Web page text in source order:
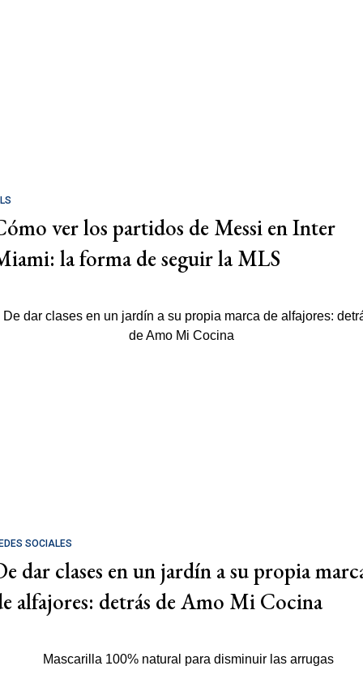
ver los partidos de Messi en Inter
la forma de seguir la MLS
SOCIALES
dar clases en un jardín a su propia
alfajores: detrás de Amo Mi Cocina